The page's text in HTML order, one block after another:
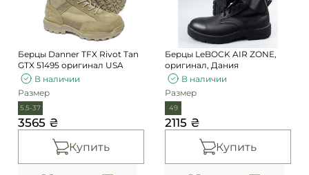
Берцы Danner TFX Rivot Tan
GTX 51495 оригинал USA
В наличии
Размер
5.5-37
3565 ₴
Купить
Берцы LeBOCK AIR ZONE,
оригинал, Дания
В наличии
Размер
49
2115 ₴
Купить